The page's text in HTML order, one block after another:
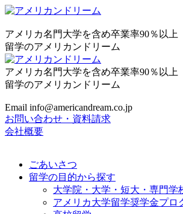
アメリカ名門大学を含め卒業率90％以上
留学のアメリカンドリーム
アメリカ名門大学を含め卒業率90％以上
留学のアメリカンドリーム
Email info@americandream.co.jp
お問い合わせ・資料請求
会社概要
ごあいさつ
留学の目的から探す
大学院・大学・短大・専門学
アメリカ大学留学奨学金プロ